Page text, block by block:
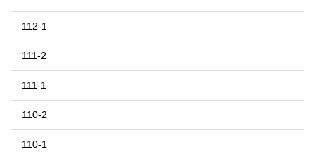
112-1
111-2
111-1
110-2
110-1